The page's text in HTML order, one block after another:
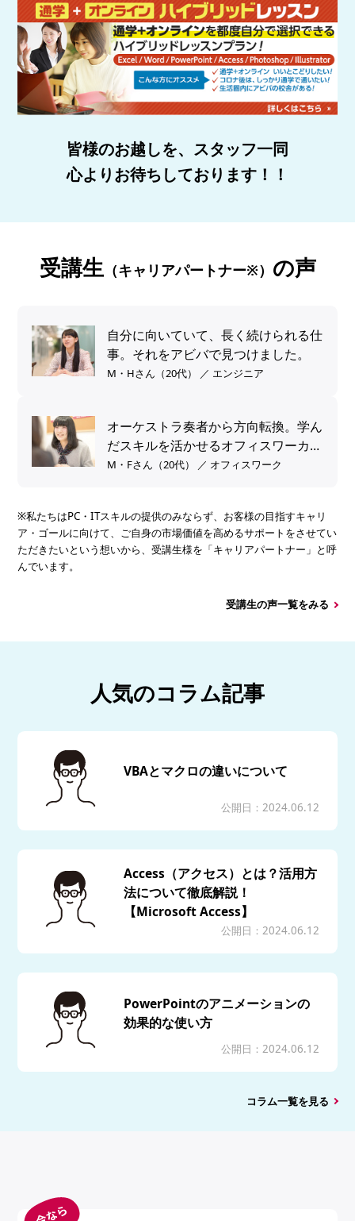
皆様のお越しを、スタッフ一同
心よりお待ちしております！！
受講生（キャリアパートナー※） の声
自分に向いていて、長く続けられる仕
事。それをアビバで見つけました。
M・Hさん（20代） ／ エンジニア
オーケストラ奏者から方向転換。学ん
だスキルを活かせるオフィスワーカー
へ。
M・Fさん（20代） ／ オフィスワーク
※私たちはPC・ITスキルの提供のみならず、お客様の目指すキャリ
ア・ゴールに向けて、ご自身の市場価値を高めるサポートをさせてい
ただきたいという想いから、受講生様を「キャリアパートナー」と呼
んでいます。
受講生の声一覧をみる
人気のコラム記事
VBAとマクロの違いについて
公開日：2024.06.12
Access（アクセス）とは？活用方
法について徹底解説！
【Microsoft Access】
公開日：2024.06.12
PowerPointのアニメーションの
効果的な使い方
公開日：2024.06.12
コラム一覧を見る